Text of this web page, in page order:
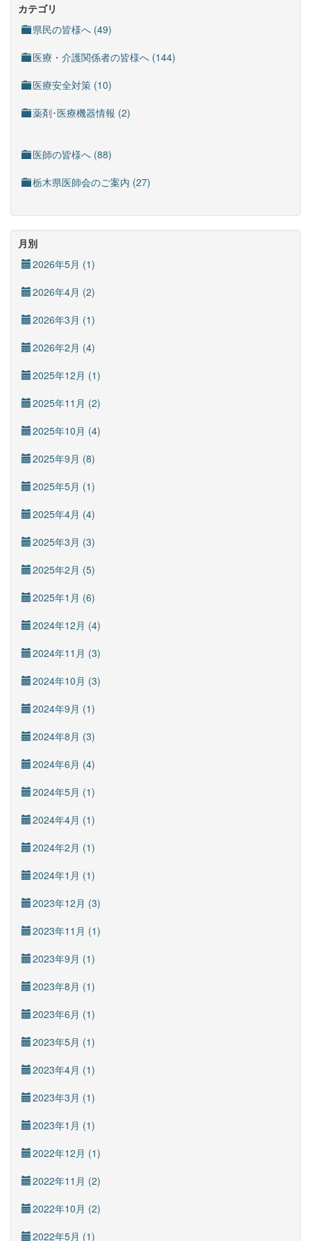
カテゴリ
県民の皆様へ (49)
医療・介護関係者の皆様へ (144)
医療安全対策 (10)
薬剤･医療機器情報 (2)
医師の皆様へ (88)
栃木県医師会のご案内 (27)
月別
2026年5月 (1)
2026年4月 (2)
2026年3月 (1)
2026年2月 (4)
2025年12月 (1)
2025年11月 (2)
2025年10月 (4)
2025年9月 (8)
2025年5月 (1)
2025年4月 (4)
2025年3月 (3)
2025年2月 (5)
2025年1月 (6)
2024年12月 (4)
2024年11月 (3)
2024年10月 (3)
2024年9月 (1)
2024年8月 (3)
2024年6月 (4)
2024年5月 (1)
2024年4月 (1)
2024年2月 (1)
2024年1月 (1)
2023年12月 (3)
2023年11月 (1)
2023年9月 (1)
2023年8月 (1)
2023年6月 (1)
2023年5月 (1)
2023年4月 (1)
2023年3月 (1)
2023年1月 (1)
2022年12月 (1)
2022年11月 (2)
2022年10月 (2)
2022年5月 (1)